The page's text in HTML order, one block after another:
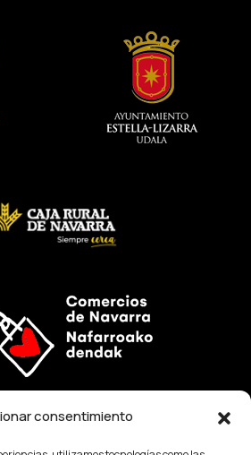
consentimiento